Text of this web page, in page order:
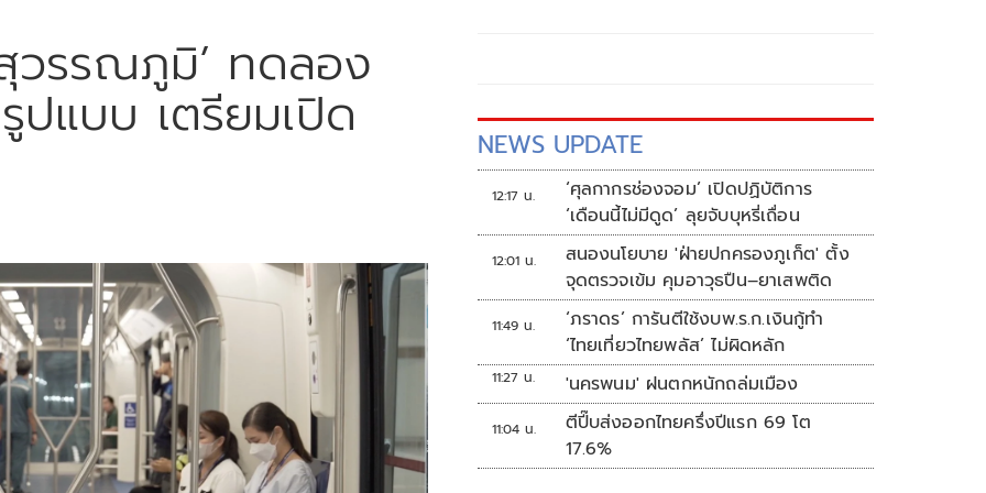
วรรณภูมิ’ ทดลอง
ปแบบ เตรียมเปิด NEWS UPDATE
12:17 น.
‘ศุลกากรช่องจอม’ เปิดปฏิบัติการ
‘เดือนนี้ไม่มีดูด’ ลุยจับบุหรี่เถื่อน
12:01 น.
สนองนโยบาย 'ฝ่ายปกครองภูเก็ต' ตั้ง
จุดตรวจเข้ม คุมอาวุธปืน–ยาเสพติด
11:49 น.
‘ภราดร’ การันตีใช้งบพ.ร.ก.เงินกู้ทำ
‘ไทยเที่ยวไทยพลัส’ ไม่ผิดหลัก
11:27 น. 'นครพนม' ฝนตกหนักถล่มเมือง
11:04 น.
ตีปี๊บส่งออกไทยครึ่งปีแรก 69 โต
17.6%